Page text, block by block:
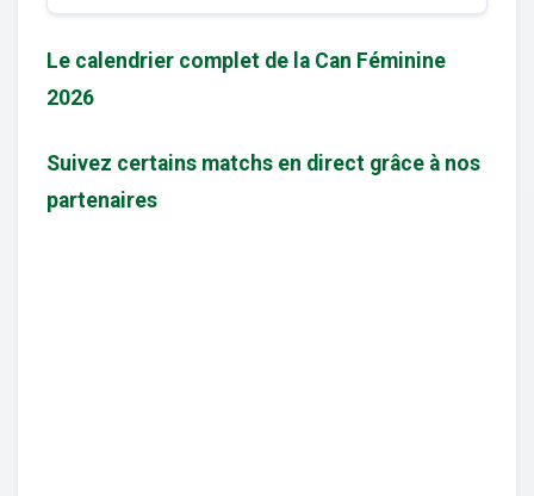
Le calendrier complet de la Can Féminine
2026
Suivez certains matchs en direct grâce à nos
partenaires